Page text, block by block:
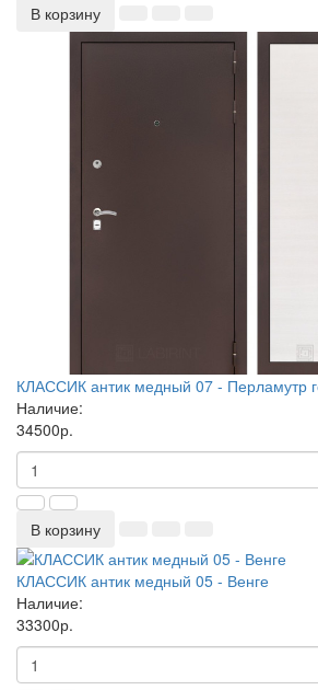
В корзину
КЛАССИК антик медный 07 - Перламутр
Наличие:
34500р.
В корзину
КЛАССИК антик медный 05 - Венге
Наличие:
33300р.